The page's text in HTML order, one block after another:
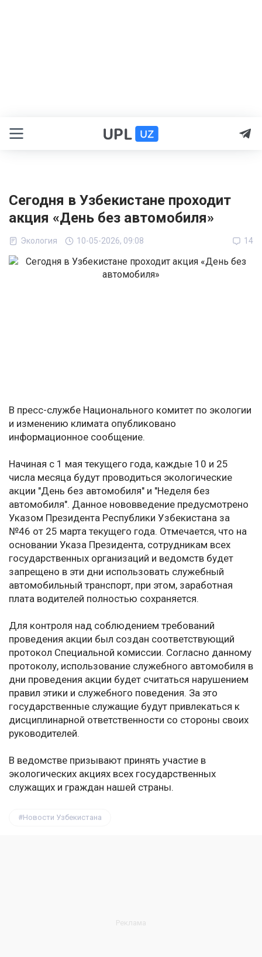
Сегодня в Узбекистане проходит
акция «День без автомобиля»
Экология 10-05-2026, 09:08 14
В пресс-службе Национального комитет по экологии
и изменению климата опубликовано
информационное сообщение.
Начиная с 1 мая текущего года, каждые 10 и 25
числа месяца будут проводиться экологические
акции "День без автомобиля" и "Неделя без
автомобиля". Данное нововведение предусмотрено
Указом Президента Республики Узбекистана за
№46 от 25 марта текущего года. Отмечается, что на
основании Указа Президента, сотрудникам всех
государственных организаций и ведомств будет
запрещено в эти дни использовать служебный
автомобильный транспорт, при этом, заработная
плата водителей полностью сохраняется.
Для контроля над соблюдением требований
проведения акции был создан соответствующий
протокол Специальной комиссии. Согласно данному
протоколу, использование служебного автомобиля в
дни проведения акции будет считаться нарушением
правил этики и служебного поведения. За это
государственные служащие будут привлекаться к
дисциплинарной ответственности со стороны своих
руководителей.
В ведомстве призывают принять участие в
экологических акциях всех государственных
служащих и граждан нашей страны.
Новости Узбекистана